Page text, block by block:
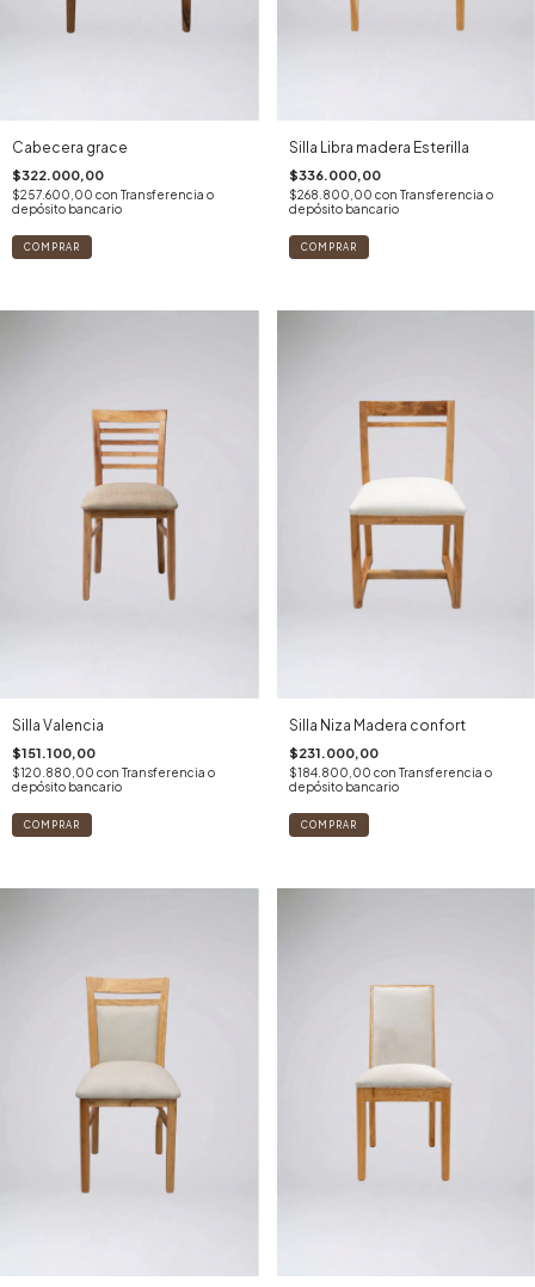
Cabecera grace
$322.000,00
$257.600,00 con Transferencia o
depósito bancario
Silla Libra madera Esterilla
$336.000,00
$268.800,00 con Transferencia o
depósito bancario
Silla Valencia
$151.100,00
$120.880,00 con Transferencia o
depósito bancario
Silla Niza Madera confort
$231.000,00
$184.800,00 con Transferencia o
depósito bancario